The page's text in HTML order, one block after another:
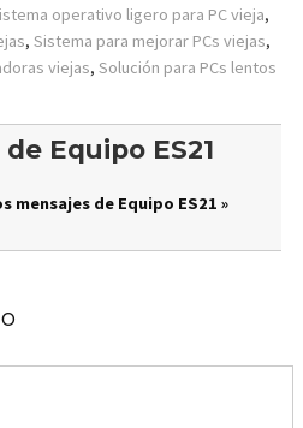
operativo ligero para PC vieja,
,Sistema para mejorar PCs viejas,
viejas,Solución para PCs lentos
Equipo ES21
mensajes de Equipo ES21 »